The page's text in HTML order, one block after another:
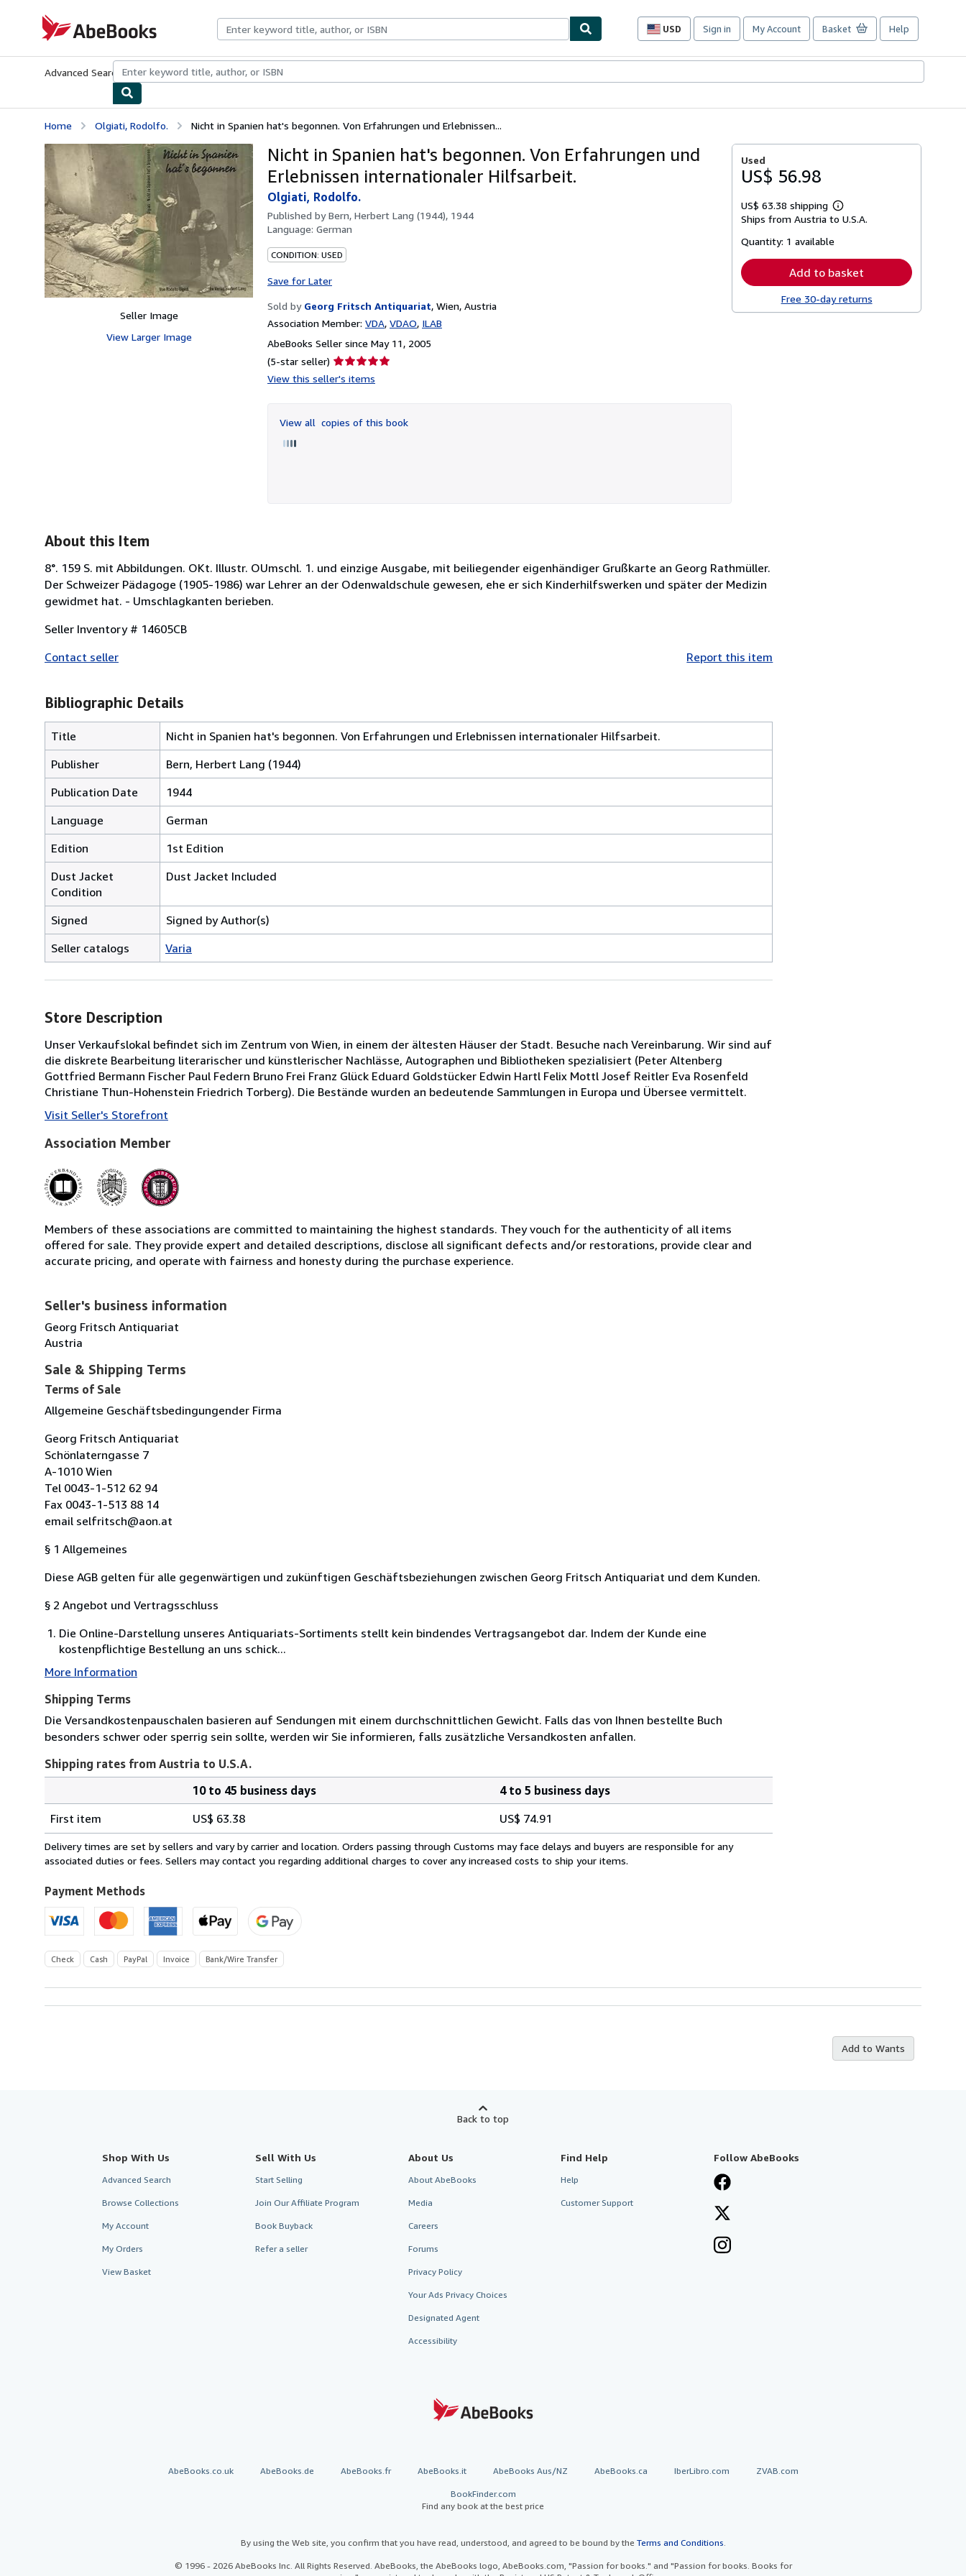
AbeBooks.com
USD
Site
preferences
Sign in My Account Basket Help
Advanced Search Browse CollectionsRare BooksArt & Collectibles
Home Olgiati, Rodolfo. Nicht in Spanien hat's begonnen. Von Erfahrungen und Erlebnissen...
Seller Image
View Larger Image
Nicht in Spanien hat's begonnen. Von Erfahrungen und
Erlebnissen internationaler Hilfsarbeit.
Olgiati, Rodolfo.
Published byBern, Herbert Lang (1944), 1944
Language: German
CONDITION: USED
Save for Later
Sold by Georg Fritsch Antiquariat, Wien, Austria
Association Member: VDA VDAO ILAB
AbeBooks Seller since May 11, 2005
(5-star seller) Seller
rating
of
5
View this seller's items
View all copies of this book
Used
US$ 56.98
US$ 63.38 shipping
Learn
more
Ships from Austria to U.S.A.
Quantity: 1 available
Add to basket
Free 30-day returns
About this Item
8°. 159 S. mit Abbildungen. OKt. Illustr. OUmschl. 1. und einzige Ausgabe, mit beiliegender eigenhändiger Grußkarte an Georg Rathmüller.
Der Schweizer Pädagoge (1905-1986) war Lehrer an der Odenwaldschule gewesen, ehe er sich Kinderhilfswerken und später der Medizin
gewidmet hat. - Umschlagkanten berieben.
Seller Inventory # 14605CB
Contact seller
Report this item
Bibliographic Details
Title
Nicht in Spanien hat's begonnen. Von Erfahrungen und Erlebnissen internationaler Hilfsarbeit.
Publisher
Bern, Herbert Lang (1944)
Publication Date
1944
Language
German
Edition
1st Edition
Dust Jacket
Condition
Dust Jacket Included
Signed
Signed by Author(s)
Seller catalogs
Varia
Store Description
Unser Verkaufslokal befindet sich im Zentrum von Wien, in einem der ältesten Häuser der Stadt. Besuche nach Vereinbarung. Wir sind auf
die diskrete Bearbeitung literarischer und künstlerischer Nachlässe, Autographen und Bibliotheken spezialisiert (Peter Altenberg
Gottfried Bermann Fischer Paul Federn Bruno Frei Franz Glück Eduard Goldstücker Edwin Hartl Felix Mottl Josef Reitler Eva Rosenfeld
Christiane Thun-Hohenstein Friedrich Torberg). Die Bestände wurden an bedeutende Sammlungen in Europa und Übersee vermittelt.
Visit Seller's Storefront
Association Member
Members of these associations are committed to maintaining the highest standards. They vouch for the authenticity of all items
offered for sale. They provide expert and detailed descriptions, disclose all significant defects and/or restorations, provide clear and
accurate pricing, and operate with fairness and honesty during the purchase experience.
Seller's business information
Georg Fritsch Antiquariat
Austria
Sale & Shipping Terms
Terms of Sale
Allgemeine Geschäftsbedingungender Firma
Georg Fritsch Antiquariat
Schönlaterngasse 7
A-1010 Wien
Tel 0043-1-512 62 94
Fax 0043-1-513 88 14
email selfritsch@aon.at
§ 1 Allgemeines
Diese AGB gelten für alle gegenwärtigen und zukünftigen Geschäftsbeziehungen zwischen Georg Fritsch Antiquariat und dem Kunden.
§ 2 Angebot und Vertragsschluss
Die Online-Darstellung unseres Antiquariats-Sortiments stellt kein bindendes Vertragsangebot dar. Indem der Kunde eine
kostenpflichtige Bestellung an uns schick...
More Information
Shipping Terms
Die Versandkostenpauschalen basieren auf Sendungen mit einem durchschnittlichen Gewicht. Falls das von Ihnen bestellte Buch
besonders schwer oder sperrig sein sollte, werden wir Sie informieren, falls zusätzliche Versandkosten anfallen.
Shipping rates from Austria to U.S.A.
rates
from
Austria
U.S.A.
10 to 45 business days
4 to 5 business days
First item
US$ 63.38 US$ 74.91
Delivery times are set by sellers and vary by carrier and location. Orders passing through Customs may face delays and buyers are responsible for any
associated duties or fees. Sellers may contact you regarding additional charges to cover any increased costs to ship your items.
Payment Methods
Check Cash PayPal Invoice Bank/Wire Transfer
Add to Wants
Back to top
Shop With Us
Advanced Search
Browse Collections
My Account
My Orders
View Basket
Sell With Us
Start Selling
Join Our Affiliate Program
Book Buyback
Refer a seller
About Us
About AbeBooks
Media
Careers
Forums
Privacy Policy
Your Ads Privacy Choices
Designated Agent
Accessibility
Find Help
Help
Customer Support
Follow AbeBooks
AbeBooks.co.uk AbeBooks.de AbeBooks.fr AbeBooks.it AbeBooks Aus/NZ AbeBooks.ca IberLibro.com ZVAB.com
BookFinder.com
Find any book at the best price
By using the Web site, you confirm that you have read, understood, and agreed to be bound by the Terms and Conditions
© 1996 - 2026 AbeBooks Inc. All Rights Reserved. AbeBooks, the AbeBooks logo, AbeBooks.com, "Passion for books." and "Passion for books. Books for